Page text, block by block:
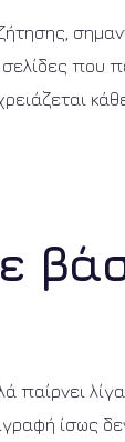
που
ίσως